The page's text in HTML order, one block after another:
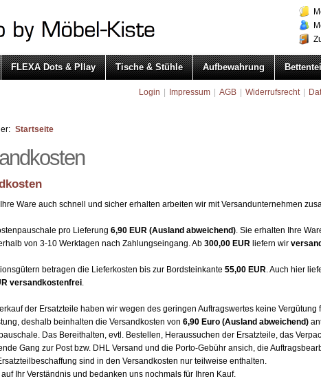
FLEXA Dots & Pllay Tische & Stühle Aufbewahrung
Login Impressum AGB Widerrufsrecht
Startseite
Ware auch schnell und sicher erhalten arbeiten wir mit Versandunternehmen
pro Lieferung 6,90 EUR (Ausland abweichend). Sie erhalten Ihre
von 3-10 Werktagen nach Zahlungseingang. Ab 300,00 EUR liefern wir
betragen die Lieferkosten bis zur Bordsteinkante 55,00 EUR. Auch hier
versandkostenfrei.
der Ersatzteile haben wir wegen des geringen Auftragswertes keine Vergütung
deshalb beinhalten die Versandkosten von 6,90 Euro (Ausland abweichend)
Das Bereithalten, evtl. Bestellen, Heraussuchen der Ersatzteile, das
Gang zur Post bzw. DHL Versand und die Porto-Gebühr ansich, die
sind in den Versandkosten nur teilweise enthalten.
Ihr Verständnis und bedanken uns nochmals für Ihren Kauf.